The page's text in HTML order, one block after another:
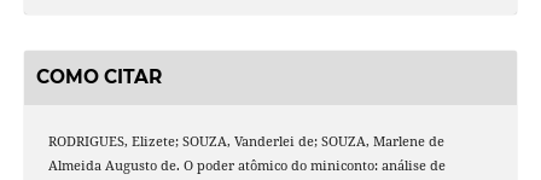
COMO CITAR
RODRIGUES, Elizete; SOUZA, Vanderlei de; SOUZA, Marlene de
Almeida Augusto de. O poder atômico do miniconto: análise de